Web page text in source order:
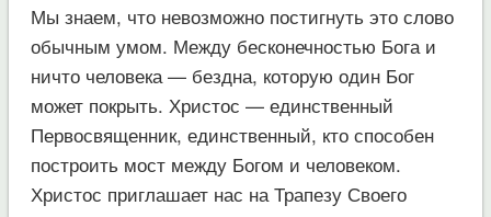
Мы знаем, что невозможно постигнуть это слово
обычным умом. Между бесконечностью Бога и
ничто человека — бездна, которую один Бог
может покрыть. Христос — единственный
Первосвященник, единственный, кто способен
построить мост между Богом и человеком.
Христос приглашает нас на Трапезу Своего